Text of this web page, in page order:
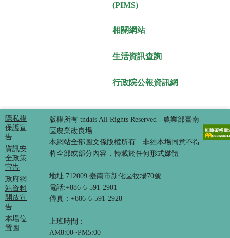
(PIMS)
相關網站
生活資訊查詢
行政院公報資訊網
隱私權
保護宣
告
資訊安
全政策
宣告
政府網
站資料
開放宣
告
本場位
置圖
版權所有 tndais All Rights Reserved - 農業部臺南
區農業改良場
本網站全部圖文係版權所有 非經本場同意不得
將全部或部分內容，轉載於任何形式媒體
地址:712009 臺南市新化區牧場70號
電話:+886-6-591-2901
傳真：+886-6-591-2928
上班時間：
AM8:00~PM5:00